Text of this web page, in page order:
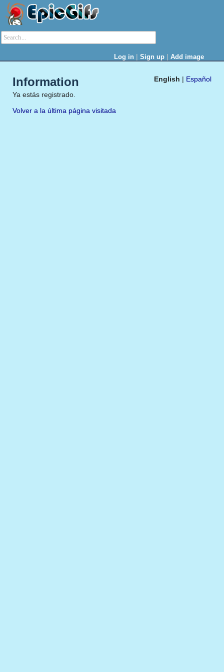
Log in | Sign up | Add image
English | Español
Information
Ya estás registrado.
Volver a la última página visitada